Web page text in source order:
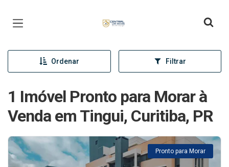
Ordenar Filtrar
1 Imóvel Pronto para Morar à
Venda em Tingui, Curitiba, PR
Pronto para Morar